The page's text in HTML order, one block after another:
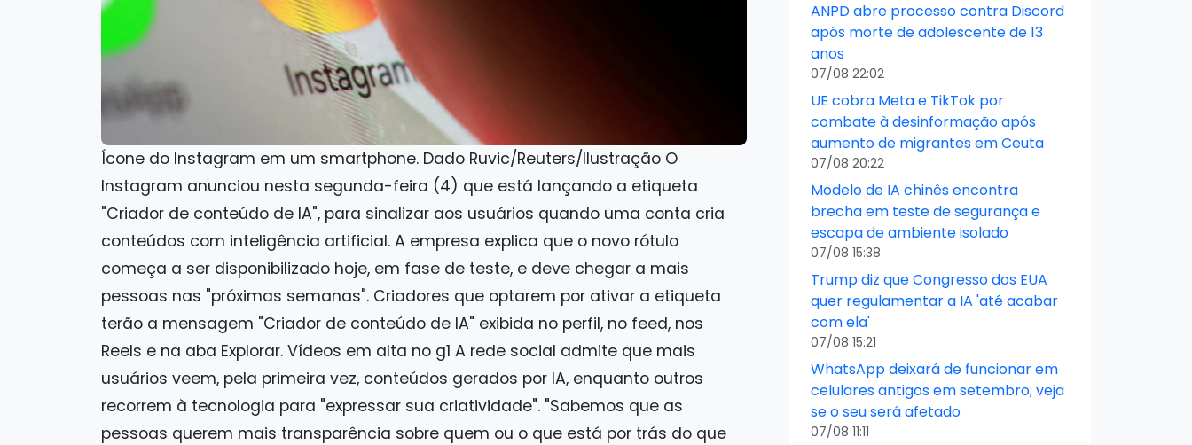
Ícone do Instagram em um smartphone. Dado Ruvic/Reuters/Ilustração O
Instagram anunciou nesta segunda-feira (4) que está lançando a etiqueta
"Criador de conteúdo de IA", para sinalizar aos usuários quando uma conta cria
conteúdos com inteligência artificial. A empresa explica que o novo rótulo
começa a ser disponibilizado hoje, em fase de teste, e deve chegar a mais
pessoas nas "próximas semanas". Criadores que optarem por ativar a etiqueta
terão a mensagem "Criador de conteúdo de IA" exibida no perfil, no feed, nos
Reels e na aba Explorar. Vídeos em alta no g1 A rede social admite que mais
usuários veem, pela primeira vez, conteúdos gerados por IA, enquanto outros
recorrem à tecnologia para "expressar sua criatividade". "Sabemos que as
pessoas querem mais transparência sobre quem ou o que está por trás do que
ANPD abre processo contra Discord
após morte de adolescente de 13
anos
07/08 22:02
UE cobra Meta e TikTok por
combate à desinformação após
aumento de migrantes em Ceuta
07/08 20:22
Modelo de IA chinês encontra
brecha em teste de segurança e
escapa de ambiente isolado
07/08 15:38
Trump diz que Congresso dos EUA
quer regulamentar a IA 'até acabar
com ela'
07/08 15:21
WhatsApp deixará de funcionar em
celulares antigos em setembro; veja
se o seu será afetado
07/08 11:11